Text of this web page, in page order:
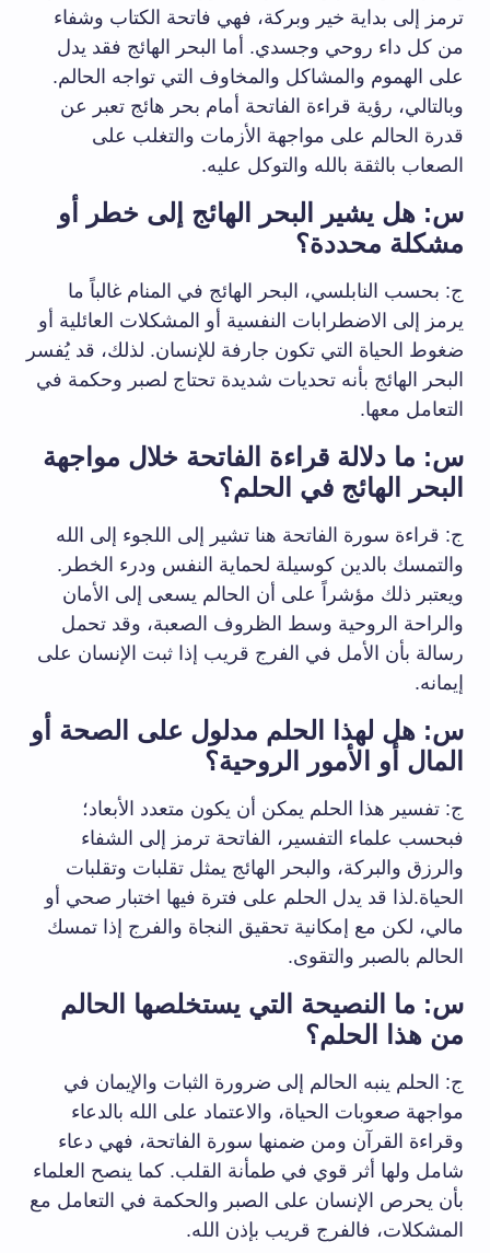
ترمز إلى بداية خير وبركة، فهي فاتحة الكتاب وشفاء
من كل داء روحي وجسدي. أما البحر الهائج فقد يدل
على الهموم والمشاكل والمخاوف التي تواجه الحالم.
وبالتالي، رؤية قراءة الفاتحة أمام بحر هائج تعبر عن
قدرة الحالم على مواجهة الأزمات والتغلب على
الصعاب بالثقة بالله والتوكل عليه.
س: هل يشير البحر الهائج إلى خطر أو
مشكلة محددة؟
ج: بحسب النابلسي، البحر الهائج في المنام غالباً ما
يرمز إلى الاضطرابات النفسية أو المشكلات العائلية أو
ضغوط الحياة التي تكون جارفة للإنسان. لذلك، قد يُفسر
البحر الهائج بأنه تحديات شديدة تحتاج لصبر وحكمة في
التعامل معها.
س: ما دلالة قراءة الفاتحة خلال مواجهة
البحر الهائج في الحلم؟
ج: قراءة سورة الفاتحة هنا تشير إلى اللجوء إلى الله
والتمسك بالدين كوسيلة لحماية النفس ودرء الخطر.
ويعتبر ذلك مؤشراً على أن الحالم يسعى إلى الأمان
والراحة الروحية وسط الظروف الصعبة، وقد تحمل
رسالة بأن الأمل في الفرج قريب إذا ثبت الإنسان على
إيمانه.
س: هل لهذا الحلم مدلول على الصحة أو
المال أو الأمور الروحية؟
ج: تفسير هذا الحلم يمكن أن يكون متعدد الأبعاد؛
فبحسب علماء التفسير، الفاتحة ترمز إلى الشفاء
والرزق والبركة، والبحر الهائج يمثل تقلبات وتقلبات
الحياة.لذا قد يدل الحلم على فترة فيها اختبار صحي أو
مالي، لكن مع إمكانية تحقيق النجاة والفرج إذا تمسك
الحالم بالصبر والتقوى.
س: ما النصيحة التي يستخلصها الحالم
من هذا الحلم؟
ج: الحلم ينبه الحالم إلى ضرورة الثبات والإيمان في
مواجهة صعوبات الحياة، والاعتماد على الله بالدعاء
وقراءة القرآن ومن ضمنها سورة الفاتحة، فهي دعاء
شامل ولها أثر قوي في طمأنة القلب. كما ينصح العلماء
بأن يحرص الإنسان على الصبر والحكمة في التعامل مع
المشكلات، فالفرج قريب بإذن الله.